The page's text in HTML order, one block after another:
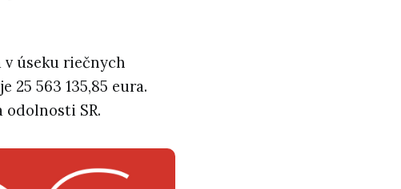
v úseku riečnych
25 563 135,85 eura.
odolnosti SR.